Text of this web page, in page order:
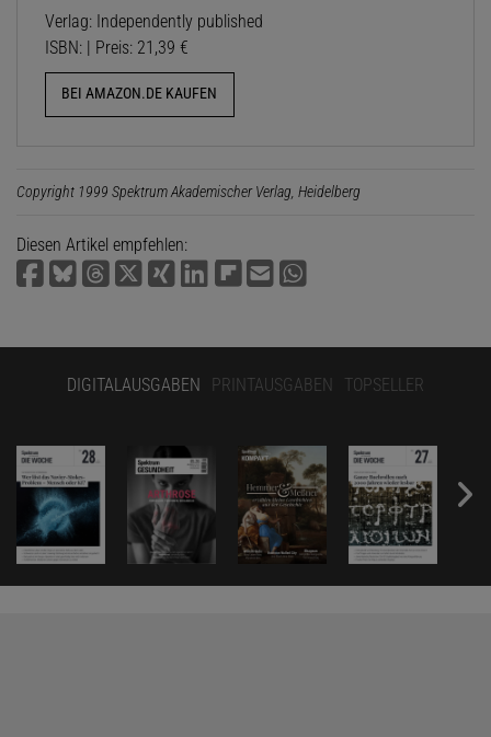
Verlag: Independently published
ISBN: | Preis: 21,39 €
BEI AMAZON.DE KAUFEN
Copyright 1999 Spektrum Akademischer Verlag, Heidelberg
Diesen Artikel empfehlen:
DIGITALAUSGABEN PRINTAUSGABEN TOPSELLER